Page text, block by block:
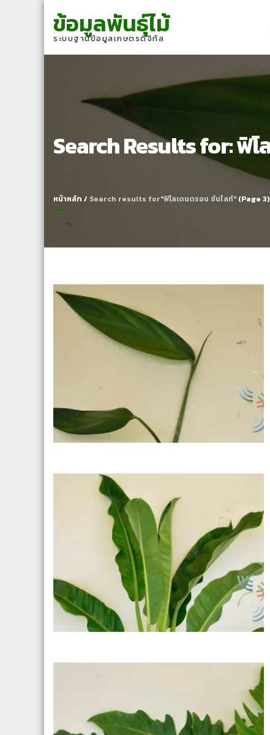
navigation
content
ข้อมูลพันธุ์ไม้
ระบบฐานข้อมูลเกษตรดิจิทัล
Search Results for:ฟิโ
หน้าหลัก / Search results for"ฟิโลเดนดรอน ซันไลท์" (Page 3)